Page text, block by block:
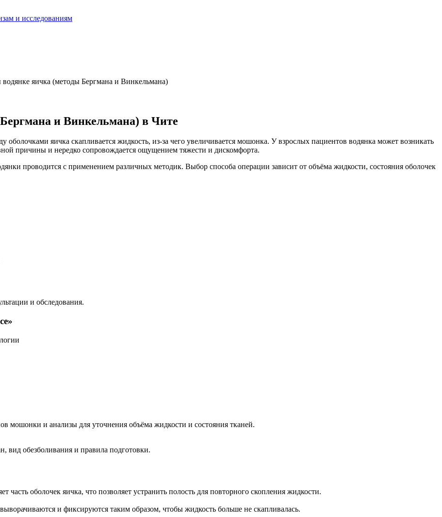
и исследованиям
яичка (методы Бергмана и Винкельмана)
и Винкельмана) в Чите
оболочками яичка скапливается жидкость, из-за чего увеличивается мошонка. У взрослых пациентов водянка может возникать
причины и нередко сопровождается ощущением тяжести и дискомфорта.
проводится с применением различных методик. Выбор способа операции зависит от объёма жидкости, состояния оболочек
и обследования.
мошонки и анализы для уточнения объёма жидкости и состояния тканей.
вид обезболивания и правила подготовки.
оболочек яичка, что позволяет устранить полость для повторного скопления жидкости.
и фиксируются таким образом, чтобы жидкость больше не скапливалась.